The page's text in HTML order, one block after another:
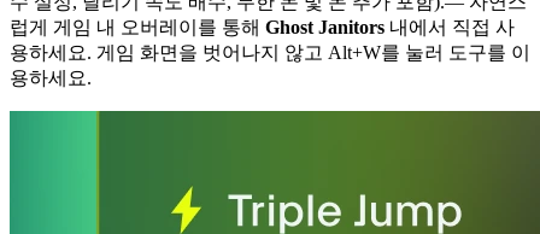
럽게 게임 내 오버레이를 통해 Ghost Janitors 내에서 직접 사
용하세요. 게임 화면을 벗어나지 않고 Alt+W를 눌러 도구를 이
용하세요.